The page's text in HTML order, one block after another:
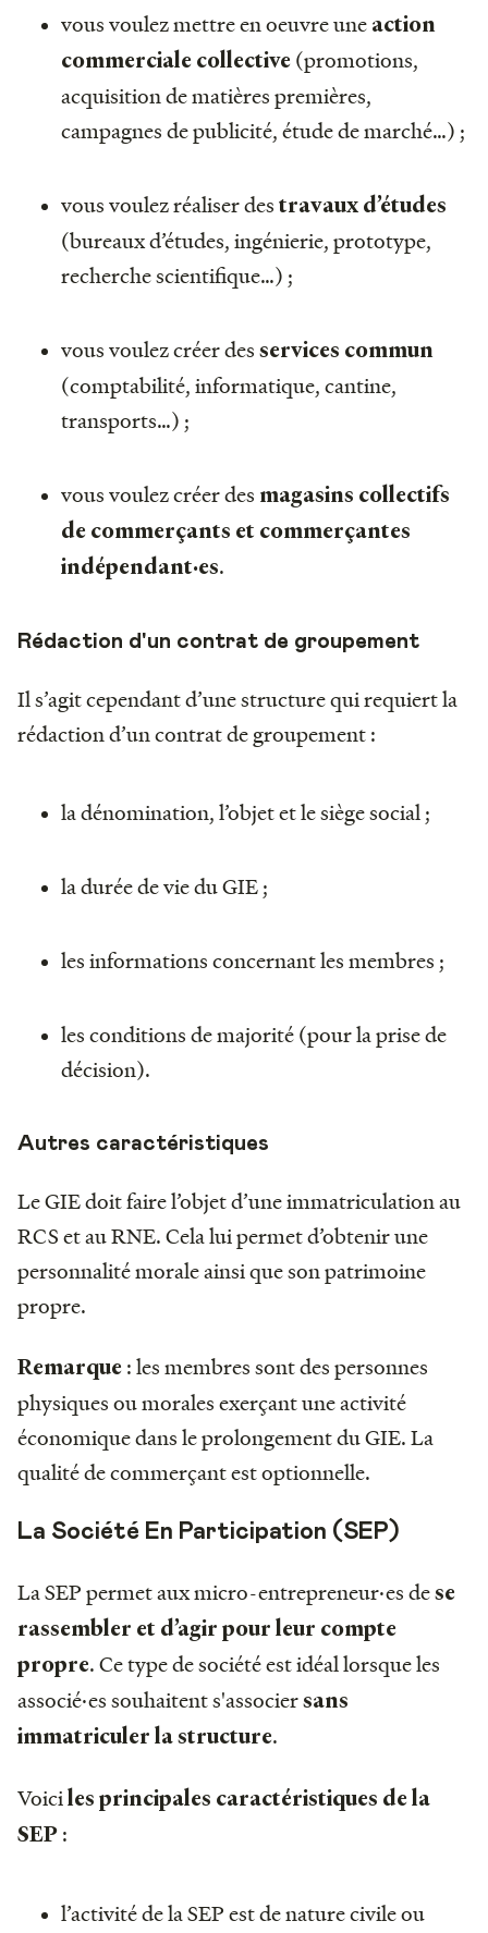
vous voulez mettre en oeuvre une action
commerciale collective (promotions,
acquisition de matières premières,
campagnes de publicité, étude de marché…) ;
vous voulez réaliser des travaux d’études
(bureaux d’études, ingénierie, prototype,
recherche scientifique…) ;
vous voulez créer des services commun
(comptabilité, informatique, cantine,
transports…) ;
vous voulez créer des magasins collectifs
de commerçants et commerçantes
indépendant·es.
Rédaction d'un contrat de groupement
Il s’agit cependant d’une structure qui requiert la
rédaction d’un contrat de groupement :
la dénomination, l’objet et le siège social ;
la durée de vie du GIE ;
les informations concernant les membres ;
les conditions de majorité (pour la prise de
décision).
Autres caractéristiques
Le GIE doit faire l’objet d’une immatriculation au
RCS et au RNE. Cela lui permet d’obtenir une
personnalité morale ainsi que son patrimoine
propre.
Remarque : les membres sont des personnes
physiques ou morales exerçant une activité
économique dans le prolongement du GIE. La
qualité de commerçant est optionnelle.
La Société En Participation (SEP)
La SEP permet aux micro-entrepreneur·es dese
rassembler et d’agir pour leur compte
propre. Ce type de société est idéal lorsque les
associé·es souhaitent s'associersans
immatriculer la structure.
Voiciles principales caractéristiques de la
SEP :
l’activité de la SEP est de nature civile ou